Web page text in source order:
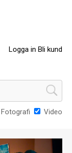
Logga in Bli kund
Fotografi Video